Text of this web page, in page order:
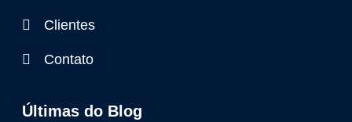
Clientes
Contato
Últimas do Blog